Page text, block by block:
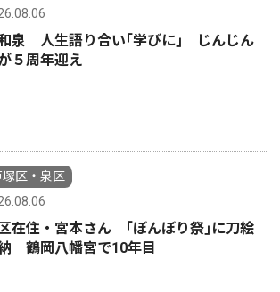
泉 人生語り合い｢学びに｣ じんじん
５周年迎え
塚区・泉区
在住・宮本さん ｢ぼんぼり祭｣に刀絵
鶴岡八幡宮で10年目